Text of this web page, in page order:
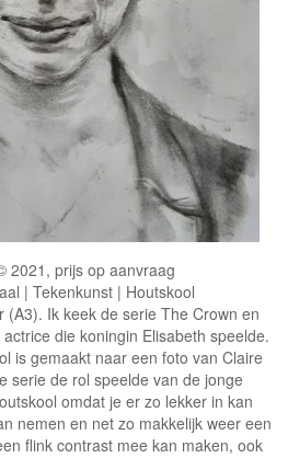
2021, prijs op aanvraag
| Tekenkunst | Houtskool
(A3). Ik keek de serie The Crown en
die koningin Elisabeth speelde.
is gemaakt naar een foto van Claire
serie de rol speelde van de jonge
omdat je er zo lekker in kan
nemen en net zo makkelijk weer een
flink contrast mee kan maken, ook